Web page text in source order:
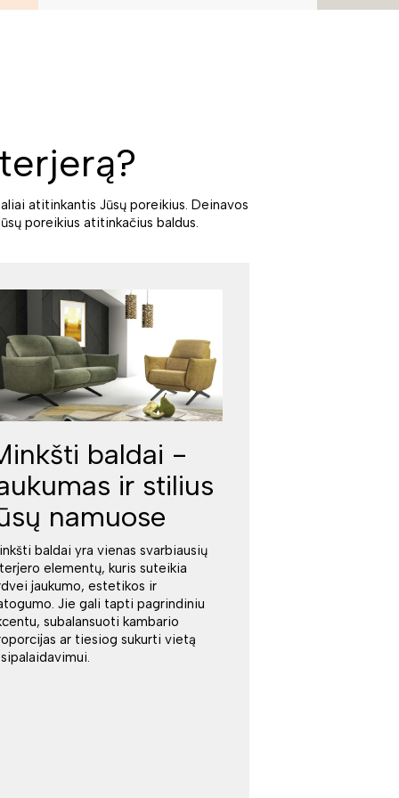
atitinkantis Jūsų poreikius. Deinavos
poreikius atitinkačius baldus.
baldai -
ir stilius
namuose
baldai yra vienas svarbiausių
elementų, kuris suteikia
jaukumo, estetikos ir
Jie gali tapti pagrindiniu
subalansuoti kambario
ar tiesiog sukurti vietą